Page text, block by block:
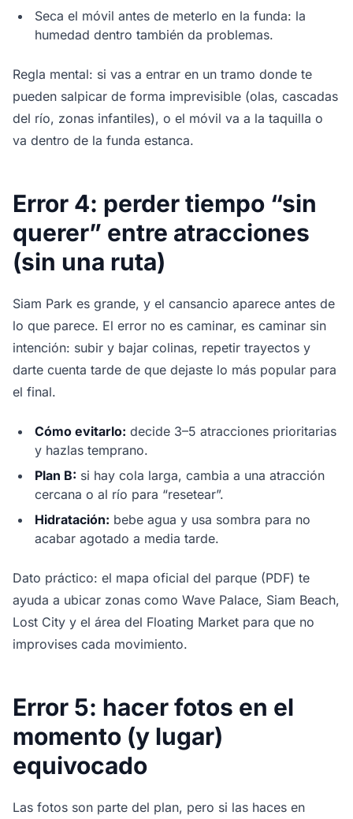
Seca el móvil antes de meterlo en la funda: la
humedad dentro también da problemas.
Regla mental: si vas a entrar en un tramo donde te
pueden salpicar de forma imprevisible (olas, cascadas
del río, zonas infantiles), o el móvil va a la taquilla o
va dentro de la funda estanca.
Error 4: perder tiempo “sin
querer” entre atracciones
(sin una ruta)
Siam Park es grande, y el cansancio aparece antes de
lo que parece. El error no es caminar, es caminar sin
intención: subir y bajar colinas, repetir trayectos y
darte cuenta tarde de que dejaste lo más popular para
el final.
Cómo evitarlo: decide 3–5 atracciones prioritarias
y hazlas temprano.
Plan B: si hay cola larga, cambia a una atracción
cercana o al río para “resetear”.
Hidratación: bebe agua y usa sombra para no
acabar agotado a media tarde.
Dato práctico: el mapa oficial del parque (PDF) te
ayuda a ubicar zonas como Wave Palace, Siam Beach,
Lost City y el área del Floating Market para que no
improvises cada movimiento.
Error 5: hacer fotos en el
momento (y lugar)
equivocado
Las fotos son parte del plan, pero si las haces en